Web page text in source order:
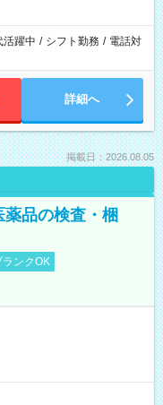
活躍中 / シフト勤務 / 電話対
詳細へ
掲載日：2026.08.05
薬品の検査・梱
ランクOK